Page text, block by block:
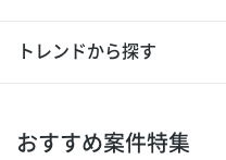
トレンドから探す
おすすめ案件特集